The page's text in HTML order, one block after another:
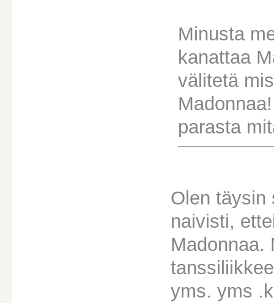
Minusta
kanattaa
välitetä
parasta
Olen täysin
naivisti,
Madonnaa.
yms. yms